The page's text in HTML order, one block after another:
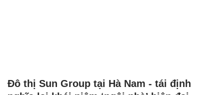
Đô thị Sun Group tại Hà Nam - tái định